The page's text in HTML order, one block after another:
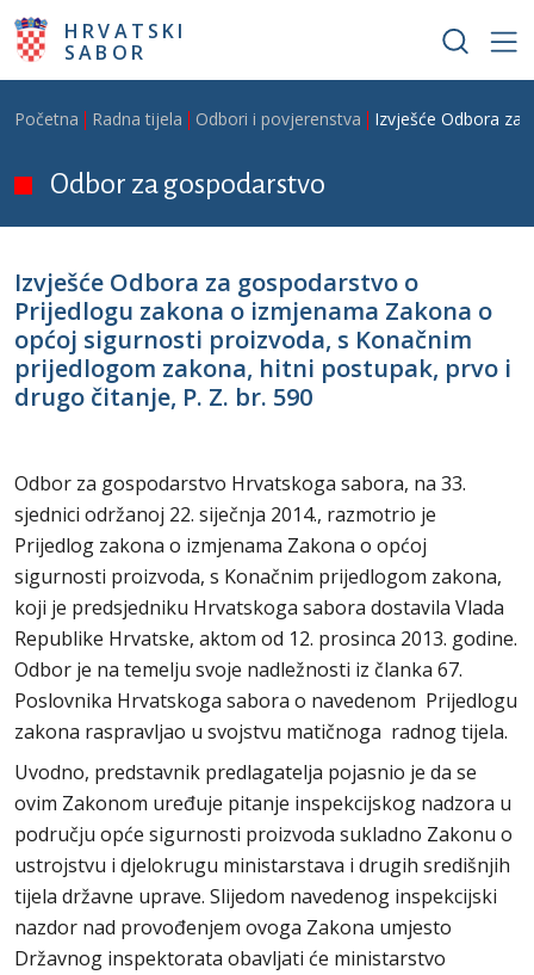
Skoči na glavni sadržaj
HRVATSKI
SABOR
Breadcrumb
Početna Radna tijela Odbori i povjerenstva Izvješće Odbora za
Odbor za gospodarstvo
Izvješće Odbora za gospodarstvo o
Prijedlogu zakona o izmjenama Zakona o
općoj sigurnosti proizvoda, s Konačnim
prijedlogom zakona, hitni postupak, prvo i
drugo čitanje, P. Z. br. 590
Odbor za gospodarstvo Hrvatskoga sabora, na 33.
sjednici održanoj 22. siječnja 2014., razmotrio je
Prijedlog zakona o izmjenama Zakona o općoj
sigurnosti proizvoda, s Konačnim prijedlogom zakona,
koji je predsjedniku Hrvatskoga sabora dostavila Vlada
Republike Hrvatske, aktom od 12. prosinca 2013. godine.
Odbor je na temelju svoje nadležnosti iz članka 67.
Poslovnika Hrvatskoga sabora o navedenom Prijedlogu
zakona raspravljao u svojstvu matičnoga radnog tijela.
Uvodno, predstavnik predlagatelja pojasnio je da se
ovim Zakonom uređuje pitanje inspekcijskog nadzora u
području opće sigurnosti proizvoda sukladno Zakonu o
ustrojstvu i djelokrugu ministarstava i drugih središnjih
tijela državne uprave. Slijedom navedenog inspekcijski
nazdor nad provođenjem ovoga Zakona umjesto
Državnog inspektorata obavljati će ministarstvo